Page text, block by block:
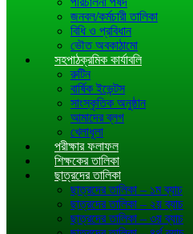
জনবল/কর্মচারী তালিকা
বিধি ও প্রবিধান
ভৌত অবকাঠামো
সহপাঠক্রমিক কার্যাবলি
রুটিন
বার্ষিক ইভেন্টস
সাংস্কৃতিক অনুষ্ঠান
আমাদের ব্লগ
খেলাধূলা
পরীক্ষার ফলাফল
শিক্ষকের তালিকা
ছাত্রদের তালিকা
ছাত্রদের তালিকা – ১ম ব্যাচ
ছাত্রদের তালিকা – ২য় ব্যাচ
ছাত্রদের তালিকা – ৩য় ব্যাচ